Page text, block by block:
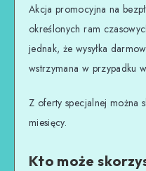
Akcja promocyjna na
określonych ram
jednak, że wysyłka
wstrzymana w przypadku
Z oferty specjalnej można
miesięcy.
Kto może